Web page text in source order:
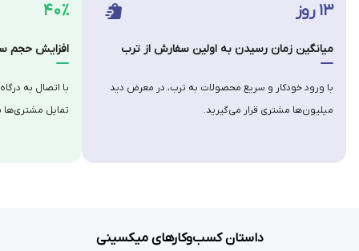
۴۰٪
افزایش حجم
با اتصال به
تمایل
۱۳ روز
میانگین زمان رسیدن به اولین سفارش از ترب
با ورود خودکار و سریع محصولات به ترب، در معرض دید
میلیون‌ها مشتری قرار می‌گیرید.
داستان کسب‌وکارهای میکسینی